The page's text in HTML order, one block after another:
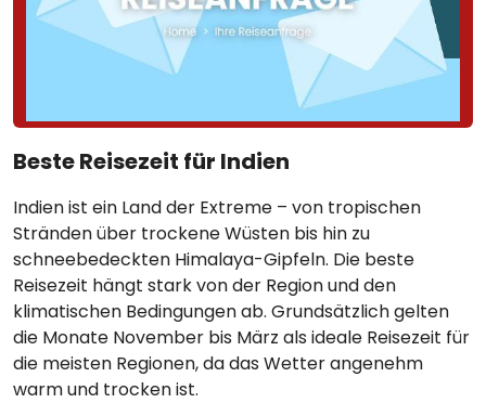
Beste Reisezeit für Indien
Indien ist ein Land der Extreme – von tropischen
Stränden über trockene Wüsten bis hin zu
schneebedeckten Himalaya-Gipfeln. Die beste
Reisezeit hängt stark von der Region und den
klimatischen Bedingungen ab. Grundsätzlich gelten
die Monate November bis März als ideale Reisezeit für
die meisten Regionen, da das Wetter angenehm
warm und trocken ist.